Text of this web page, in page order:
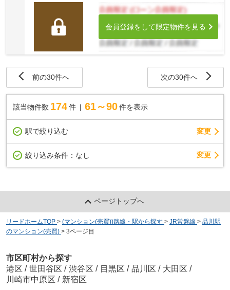
会員登録をして限定物件を見る
前の30件へ 次の30件へ
該当物件数 174件 61～90 件を表示
駅で絞り込む 変更
絞り込み条件： なし 変更
ページトップへ
リードホームTOP > (マンション(売買))路線・駅から探す > JR常磐線 > 品川駅
のマンション(売買) > 3ページ目
市区町村から探す
港区 / 世田谷区 / 渋谷区 / 目黒区 / 品川区 / 大田区 /
川崎市中原区 / 新宿区